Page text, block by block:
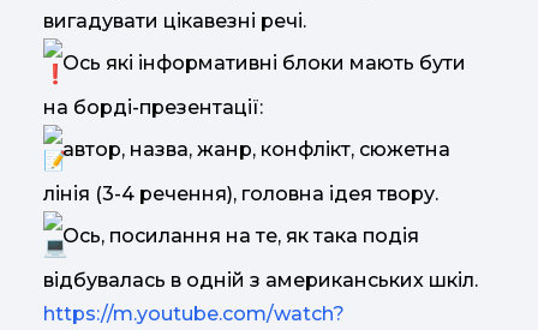
вигадувати цікавезні речі.
Ось які інформативні блоки мають бути
на борді-презентації:
автор, назва, жанр, конфлікт, сюжетна
лінія (3-4 речення), головна ідея твору.
Ось, посилання на те, як така подія
відбувалась в одній з американських шкіл.
https://m.youtube.com/watch?